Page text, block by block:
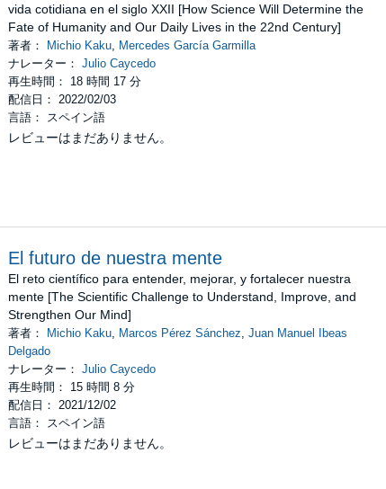
vida cotidiana en el siglo XXII [How Science Will Determine the
Fate of Humanity and Our Daily Lives in the 22nd Century]
著者： Michio Kaku,
Mercedes García Garmilla
ナレーター： Julio Caycedo
再生時間： 18 時間 17 分
配信日： 2022/02/03
言語： スペイン語
レビューはまだありません。
El futuro de nuestra mente
El reto científico para entender, mejorar, y fortalecer nuestra
mente [The Scientific Challenge to Understand, Improve, and
Strengthen Our Mind]
著者： Michio Kaku, Marcos Pérez Sánchez Juan Manuel Ibeas
Delgado
ナレーター： Julio Caycedo
再生時間： 15 時間 8 分
配信日： 2021/12/02
言語： スペイン語
レビューはまだありません。